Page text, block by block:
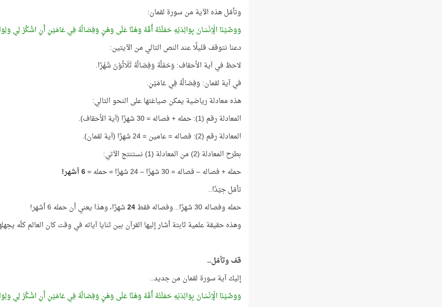
وتأمّل هذه الآية من سورة لقمان:
وَوَصَّيْنَا الْإِنْسَانَ بِوَالِدَيْهِ حَمَلَتْهُ أُمُّهُ وَهْنًا عَلَى وَهْنٍ وَفِصَالُهُ فِي عَامَيْنِ أَنِ اشْكُرْ لِي
دعنا نتوقف قليلًا عند النص التالي من الآيتين:
لاحظ في آية الأحقاف: وَحَمْلُهُ وَفِصَالُهُ ثَلَاثُوْنَ شَهْرًا.
في آية لقمان: وَفِصَالُهُ فِي عَامَيْنِ.
هذه معادلة رياضية يمكن صياغتها على النحو التالي:
المعادلة رقم (1): حمله + فصاله = 30 شهرًا (آية الأحقاف).
المعادلة رقم (2): فصاله = عامين = 24 شهرًا (آية لقمان).
بطرح المعادلة (2) من المعادلة (1) نستنتج الآتي:
حمله + فصاله – فصاله = 30 شهرًا – 24 شهرًا = حمله =
6 أشهر!
تأمّل جيّدًا..
حمله وفصاله 30 شهرًا.. وفصاله فقط
24شهرًا، وهذا يعني أن حمله 6 أشهر!
وهذه حقيقة علمية ثابتة أشار إليها القرآن بين ثنايا آياته في وقت كان العالم كلّه
قف وتأمّل..
إليك آية سورة لقمان من جديد..
وَوَصَّيْنَا الْإِنْسَانَ بِوَالِدَيْهِ حَمَلَتْهُ أُمُّهُ وَهْنًا عَلَى وَهْنٍ وَفِصَالُهُ فِي عَامَيْنِ أَنِ اشْكُرْ لِي